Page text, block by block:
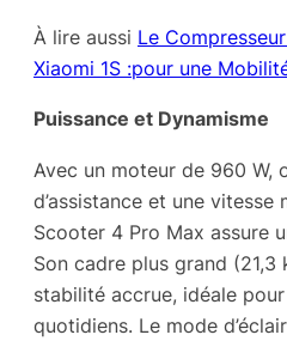
À lire aussi Le
Xiaomi 1S :pour une
Puissance et Dynamisme
Avec un moteur de 960 W,
d’assistance et une
Scooter 4 Pro Max assure
Son cadre plus grand
stabilité accrue, idéale
quotidiens. Le mode